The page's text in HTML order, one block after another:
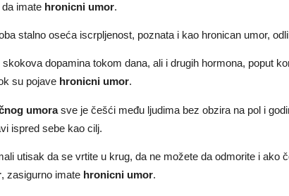
imate hronicni umor.
stalno oseća iscrpljenost, poznata i kao hronican umor,
skokova dopamina tokom dana, ali i drugih hormona, poput
su pojave hronicni umor.
umorasve je češći među ljudima bez obzira na pol i
ispred sebe kao cilj.
utisak da se vrtite u krug, da ne možete da odmorite i ako
, zasigurno imate hronicni umor.